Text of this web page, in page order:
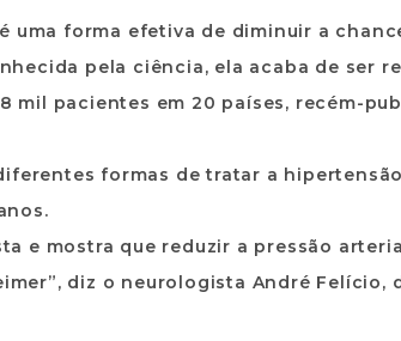
uma forma efetiva de diminuir a
pela ciência, ela acaba de ser
mil pacientes em 20 países, recém-
formas de tratar a
e mostra que reduzir a pressão
diz o neurologista André Felício,